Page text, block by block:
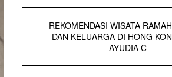
REKOMENDASI WISATA
DAN KELUARGA DI HONG
AYUDIA C